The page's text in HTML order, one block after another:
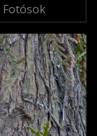
Fotósok